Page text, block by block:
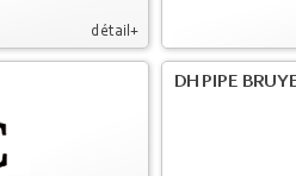
détail+
DH PIPE